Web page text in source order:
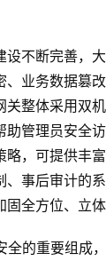
设不断完善，
、业务数据篡
关整体采用双
助管理员安全
略，可提供丰
、事后审计的
全方位、立体
全的重要组成